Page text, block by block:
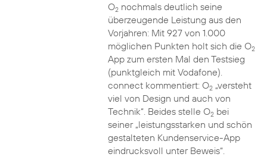
O2nochmals deutlich seine
überzeugende Leistung aus den
Vorjahren: Mit 927 von 1.000
möglichen Punkten holt sich die O2
App zum ersten Mal den Testsieg
(punktgleich mit Vodafone).
connect kommentiert: O2„versteht
viel von Design und auch von
Technik“. Beides stelle O2bei
seiner „leistungsstarken und schön
gestalteten Kundenservice-App
eindrucksvoll unter Beweis“.